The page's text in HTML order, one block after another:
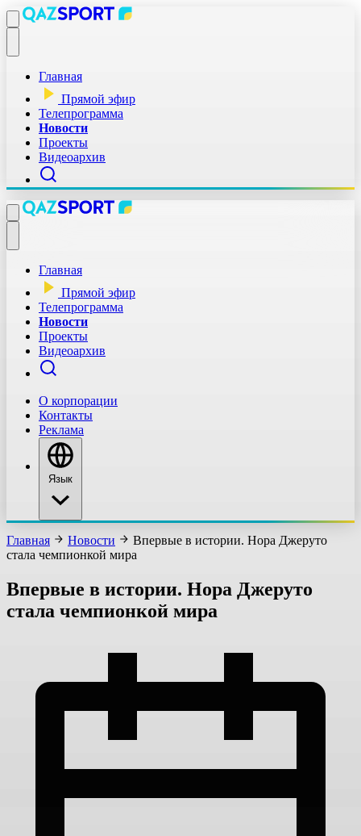
Главная
Прямой эфир
Телепрограмма
Новости
Проекты
Видеоархив
Главная
Прямой эфир
Телепрограмма
Новости
Проекты
Видеоархив
О корпорации
Контакты
Реклама
Язык
Главная Новости
Впервые в истории. Нора Джеруто
стала чемпионкой мира
Впервые в истории. Нора Джеруто
стала чемпионкой мира